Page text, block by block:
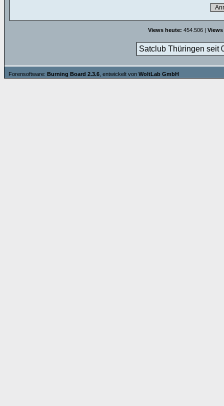
Views heute: 454.506 |
Satclub Thüringen seit
Forensoftware: Burning Board 2.3.6 , entwickelt von WoltLab GmbH